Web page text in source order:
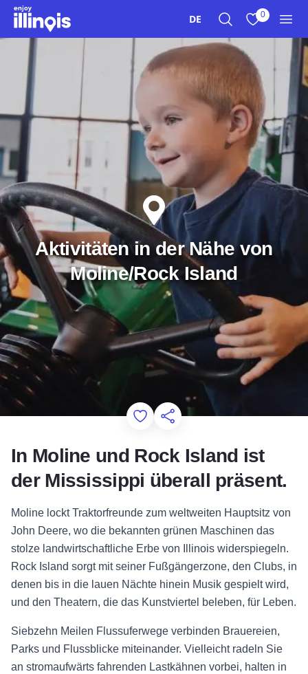
Zum Hauptinhalt springen
DE 0
Aktivitäten in der Nähe von
Moline/Rock Island
Add to Favorites
Diese Seite teilen
In Moline und Rock Island ist
der Mississippi überall präsent.
Moline lockt Traktorfreunde zum weltweiten Hauptsitz von
John Deere, wo die bekannten grünen Maschinen das
stolze landwirtschaftliche Erbe von Illinois widerspiegeln.
Rock Island sorgt mit seiner Fußgängerzone, den Clubs, in
denen bis in die lauen Nächte hinein Musik gespielt wird,
und den Theatern, die das Kunstviertel beleben, für Leben.
Siebzehn Meilen Flussuferwege verbinden Brauereien,
Parks und Flussblicke miteinander. Vielleicht radeln Sie
an stromaufwärts fahrenden Lastkähnen vorbei, halten in